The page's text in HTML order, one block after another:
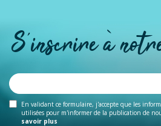
S'inscrire à
En validant ce formulaire, j'accepte que les
utilisées pour m'informer de la publication de
savoir plus